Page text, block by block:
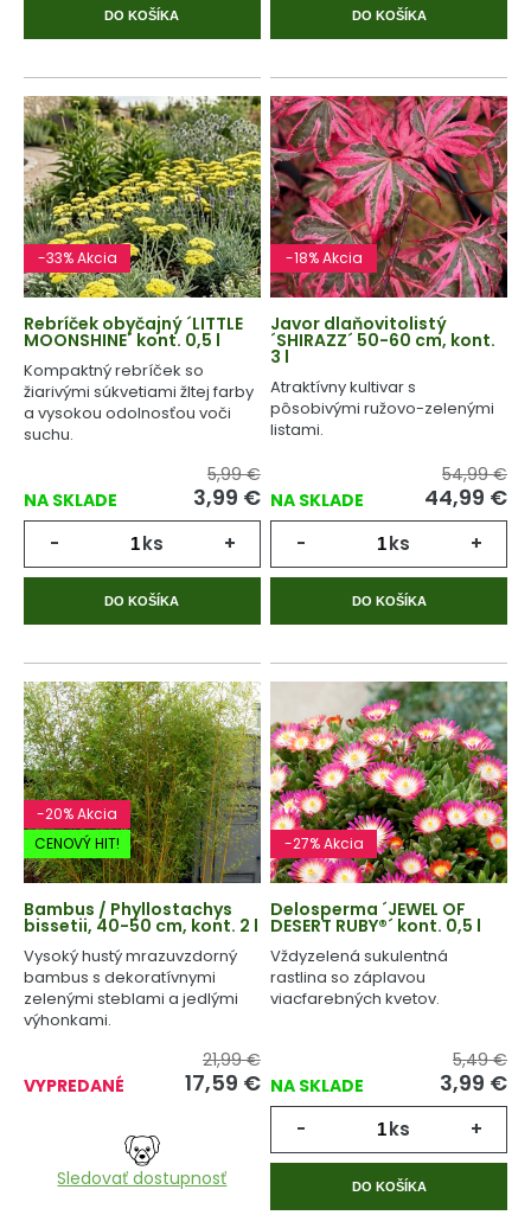
DO KOŠÍKA DO KOŠÍKA
-33% Akcia
Rebríček obyčajný ´LITTLE
MOONSHINE´ kont. 0,5 l
Kompaktný rebríček so
žiarivými súkvetiami žltej farby
a vysokou odolnosťou voči
suchu.
NA SKLADE
5,99 €
3,99 €
- ks +
DO KOŠÍKA
-18% Akcia
Javor dlaňovitolistý
´SHIRAZZ´ 50-60 cm, kont.
3 l
Atraktívny kultivar s
pôsobivými ružovo-zelenými
listami.
NA SKLADE
54,99 €
44,99 €
- ks +
DO KOŠÍKA
-20% Akcia
CENOVÝ HIT!
Bambus / Phyllostachys
bissetii, 40-50 cm, kont. 2 l
Vysoký hustý mrazuvzdorný
bambus s dekoratívnymi
zelenými steblami a jedlými
výhonkami.
VYPREDANÉ
21,99 €
17,59 €
Sledovať dostupnosť
-27% Akcia
Delosperma ´JEWEL OF
DESERT RUBY®´ kont. 0,5 l
Vždyzelená sukulentná
rastlina so záplavou
viacfarebných kvetov.
NA SKLADE
5,49 €
3,99 €
- ks +
DO KOŠÍKA